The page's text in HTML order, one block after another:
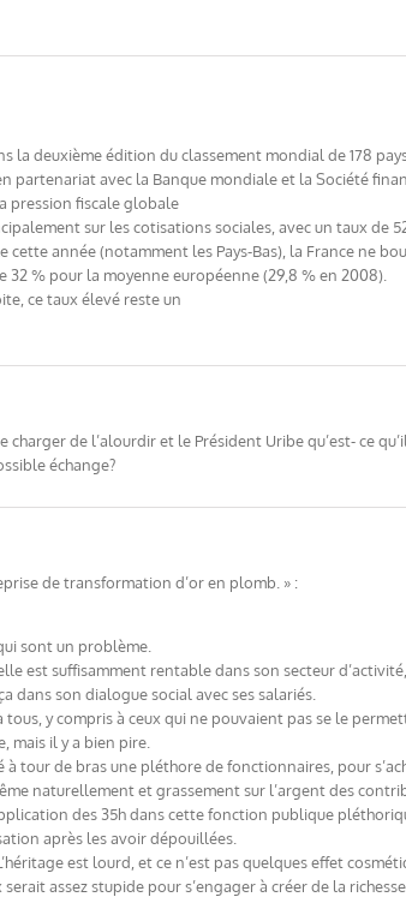
la deuxième édition du classement mondial de 178
partenariat avec la Banque mondiale et la Société
pression fiscale globale
sur les cotisations sociales, avec un taux de
cette année (notamment les Pays-Bas), la France ne
32 % pour la moyenne européenne (29,8 % en 2008).
ce taux élevé reste un
de l’alourdir et le Président Uribe qu’est- ce
échange?
de transformation d’or en plomb. » :
sont un problème.
est suffisamment rentable dans son secteur
dans son dialogue social avec ses salariés.
tous, y compris à ceux qui ne pouvaient pas se le
mais il y a bien pire.
à tour de bras une pléthore de fonctionnaires, pour
naturellement et grassement sur l’argent des
des 35h dans cette fonction publique
après les avoir dépouillées.
est lourd, et ce n’est pas quelques effet
assez stupide pour s’engager à créer de la